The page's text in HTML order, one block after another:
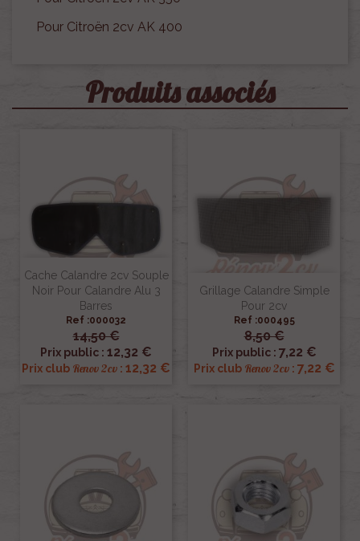
Pour Citroën 2cv AK 400
Produits associés
Cache Calandre 2cv Souple
Noir Pour Calandre Alu 3
Barres
Ref :000032
14,50 €
Prix public : 12,32 €
Prix club Renov 2cv : 12,32 €
Grillage Calandre Simple
Pour 2cv
Ref :000495
8,50 €
Prix public : 7,22 €
Prix club Renov 2cv: 7,22 €